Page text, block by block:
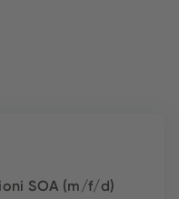
SOA (m/f/d)